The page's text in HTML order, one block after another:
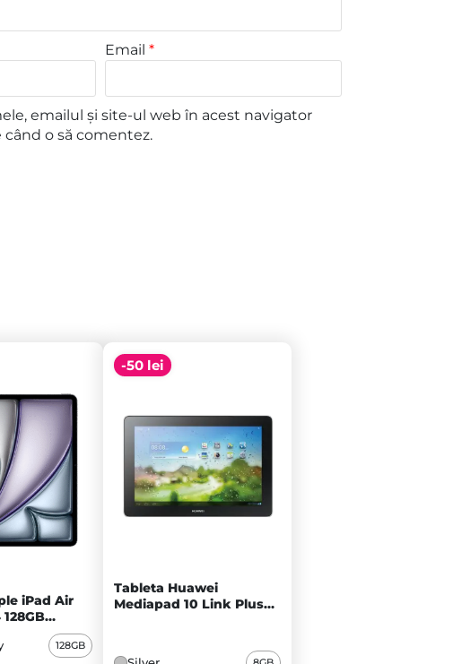
Email*
emailul și site-ul web în acest navigator
o să comentez.
iPad Air
128GB
Gray - A+
128GB
-50 lei
Tableta Huawei
Mediapad 10 Link Plus